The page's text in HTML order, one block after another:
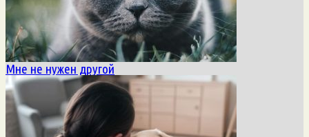
Мне не нужен другой